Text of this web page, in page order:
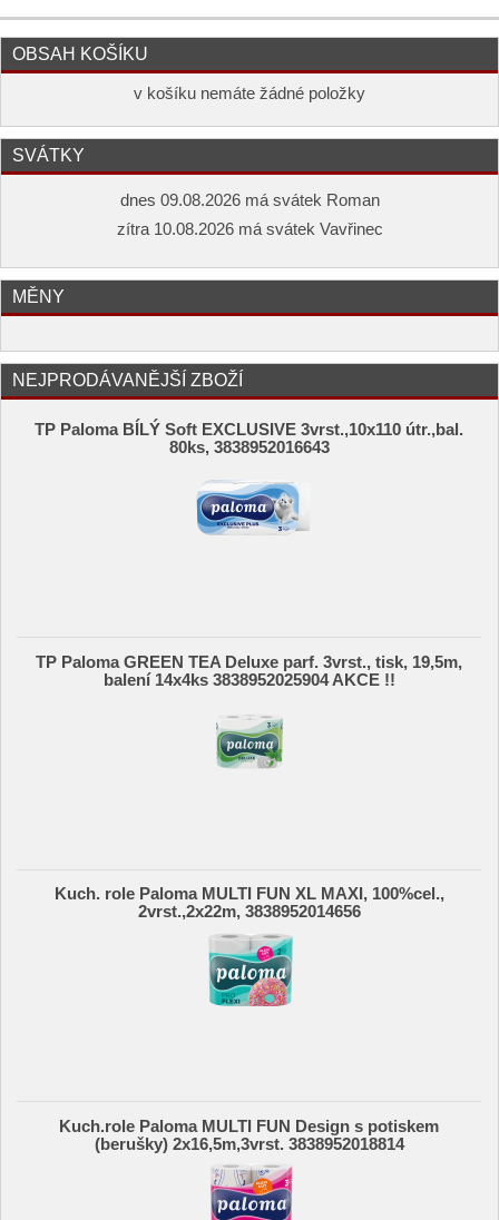
OBSAH KOŠÍKU
v košíku nemáte žádné položky
SVÁTKY
dnes 09.08.2026 má svátek Roman
zítra 10.08.2026 má svátek Vavřinec
MĚNY
NEJPRODÁVANĚJŠÍ ZBOŽÍ
TP Paloma BÍLÝ Soft EXCLUSIVE 3vrst.,10x110 útr.,bal.
80ks, 3838952016643
TP Paloma GREEN TEA Deluxe parf. 3vrst., tisk, 19,5m,
balení 14x4ks 3838952025904 AKCE !!
Kuch. role Paloma MULTI FUN XL MAXI, 100%cel.,
2vrst.,2x22m, 3838952014656
Kuch.role Paloma MULTI FUN Design s potiskem
(berušky) 2x16,5m,3vrst. 3838952018814